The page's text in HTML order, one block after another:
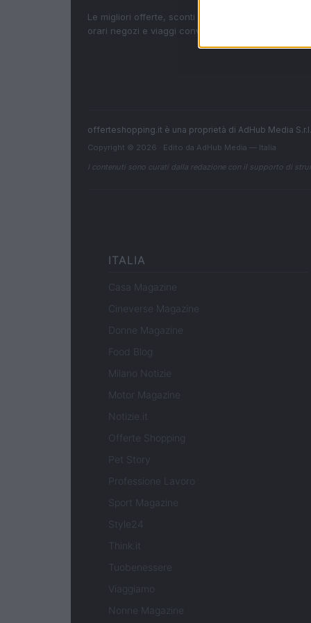
Le migliori offerte, sconti e coupon. Guide shopping,
orari negozi e viaggi convenienti.
offerteshopping.it è una proprietà di AdHub Media
Copyright © 2026 · Edito da AdHub Media — Italia
I contenuti sono curati dalla redazione con il supporto di
ITALIA
Casa Magazine
Cineverse Magazine
Donne Magazine
Food Blog
Milano Notizie
Motor Magazine
Notizie.it
Offerte Shopping
Pet Story
Professione Lavoro
Sport Magazine
Style24
Think.it
Tuobenessere
Viaggiamo
Nonne Magazine